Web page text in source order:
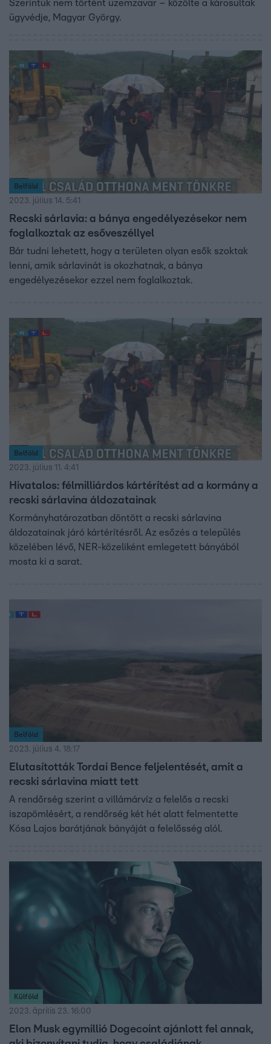
Szerintük nem történt üzemzavar – közölte a károsultak
ügyvédje, Magyar György.
Belföld
2023. július 14. 5:41
Recski sárlavia: a bánya engedélyezésekor nem
foglalkoztak az esőveszéllyel
Bár tudni lehetett, hogy a területen olyan esők szoktak
lenni, amik sárlavinát is okozhatnak, a bánya
engedélyezésekor ezzel nem foglalkoztak.
Belföld
2023. július 11. 4:41
Hivatalos: félmilliárdos kártérítést ad a kormány a
recski sárlavina áldozatainak
Kormányhatározatban döntött a recski sárlavina
áldozatainak járó kártérítésről. Az esőzés a település
közelében lévő, NER-közeliként emlegetett bányából
mosta ki a sarat.
Belföld
2023. július 4. 18:17
Elutasították Tordai Bence feljelentését, amit a
recski sárlavina miatt tett
A rendőrség szerint a villámárvíz a felelős a recski
iszapömlésért, a rendőrség két hét alatt felmentette
Kósa Lajos barátjának bányáját a felelősség alól.
Külföld
2023. április 23. 16:00
Elon Musk egymillió Dogecoint ajánlott fel annak,